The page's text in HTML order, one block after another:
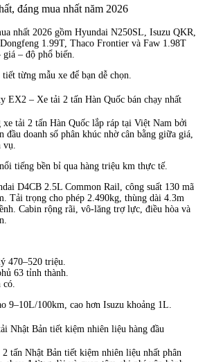
đáng mua nhất năm 2026
nhất 2026 gồm Hyundai N250SL, Isuzu QKR,
1.99T, Thaco Frontier và Faw 1.98T
– độ phổ biến.
từng mẫu xe để bạn dễ chọn.
EX2 – Xe tải 2 tấn Hàn Quốc bán chạy nhất
tải 2 tấn Hàn Quốc lắp ráp tại Việt Nam bởi
đầu doanh số phân khúc nhờ cân bằng giữa giá,
vụ.
tiếng bền bỉ qua hàng triệu km thực tế.
D4CB 2.5L Common Rail, công suất 130 mã
Tải trọng cho phép 2.490kg, thùng dài 4.3m
Cabin rộng rãi, vô-lăng trợ lực, điều hòa và
470–520 triệu.
63 tỉnh thành.
có.
9–10L/100km, cao hơn Isuzu khoảng 1L.
Nhật Bản tiết kiệm nhiên liệu hàng đầu
tấn Nhật Bản tiết kiệm nhiên liệu nhất phân